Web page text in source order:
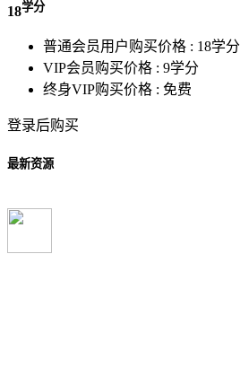
18学分
普通会员用户购买价格 : 18学分
VIP会员购买价格 : 9学分
终身VIP购买价格 : 免费
登录后购买
最新资源